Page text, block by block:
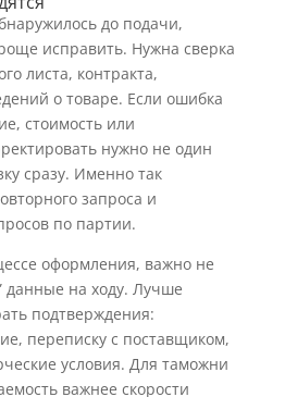
до подачи,
исправить. Нужна сверка
листа, контракта,
о товаре. Если ошибка
стоимость или
нужно не один
сразу. Именно так
запроса и
по партии.
оформления, важно не
данные на ходу. Лучше
подтверждения:
переписку с поставщиком,
условия. Для таможни
важнее скорости